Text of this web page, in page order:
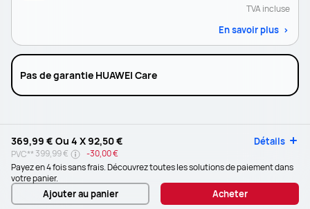
TVA incluse
En savoir plus
Pas de garantie HUAWEI Care
369,99 € Ou 4 X92,50 € Détails
PVC**399,99 € -30,00 €
Payez en 4 fois sans frais. Découvrez toutes les solutions de paiement dans
votre panier.
Ajouter au panier Acheter